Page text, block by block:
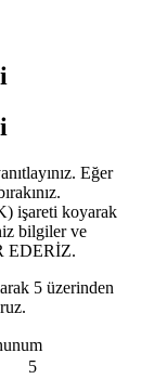
Eğer
işareti koyarak
bilgiler ve
EDERİZ.
5 üzerinden
5